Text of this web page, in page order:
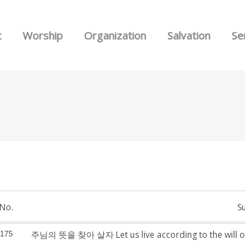
Worship Organization Salvation
No.
175 주님의 뜻을 찾아 살자 Let us live according to the will